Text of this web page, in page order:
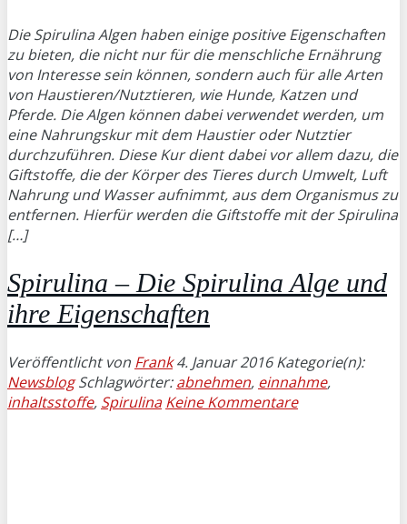
Die Spirulina Algen haben einige positive Eigenschaften
zu bieten, die nicht nur für die menschliche Ernährung
von Interesse sein können, sondern auch für alle Arten
von Haustieren/Nutztieren, wie Hunde, Katzen und
Pferde. Die Algen können dabei verwendet werden, um
eine Nahrungskur mit dem Haustier oder Nutztier
durchzuführen. Diese Kur dient dabei vor allem dazu, die
Giftstoffe, die der Körper des Tieres durch Umwelt, Luft
Nahrung und Wasser aufnimmt, aus dem Organismus zu
entfernen. Hierfür werden die Giftstoffe mit der Spirulina
[…]
Spirulina – Die Spirulina Alge und
ihre Eigenschaften
Veröffentlicht von Frank 4. Januar 2016 Kategorie(n):
NewsblogSchlagwörter:abnehmen, einnahme,
inhaltsstoffe, Spirulina Keine Kommentare